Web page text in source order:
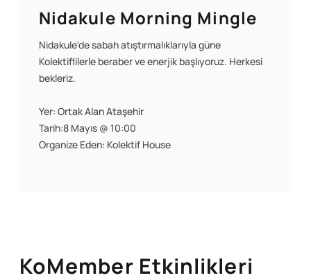
Nidakule Morning Mingle
Nidakule'de sabah atıştırmalıklarıyla güne
Kolektiflilerle beraber ve enerjik başlıyoruz. Herkesi
bekleriz.
Yer: Ortak Alan Ataşehir
Tarih:8 Mayıs @ 10:00
Organize Eden: Kolektif House
KoMember Etkinlikleri